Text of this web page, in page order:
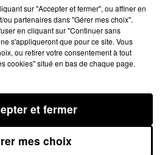
16 sec
DU 24/07/2023 À
sur "Accepter et fermer", ou affiner en
partenaires dans "Gérer mes choix".
en cliquant sur "Continuer sans
s'appliqueront que pour ce site. Vous
ou retirer votre consentement à tout
cookies" situé en bas de chaque page.
mes choix
et fermer